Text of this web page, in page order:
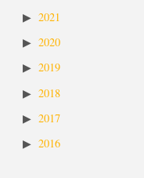
2021
2020
2019
2018
2017
2016